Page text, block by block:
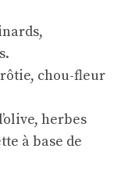
chou-fleur
herbes
à base de